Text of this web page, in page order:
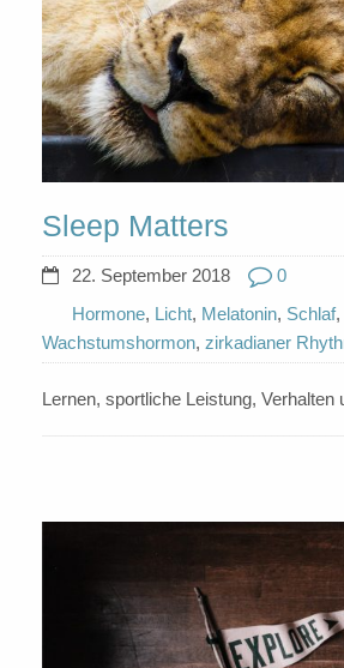
Sleep Matters
22. September 2018
0
Hormone, Licht, Melatonin, Schlaf,
Wachstumshormon, zirkadianer
Lernen, sportliche Leistung, Verhalten